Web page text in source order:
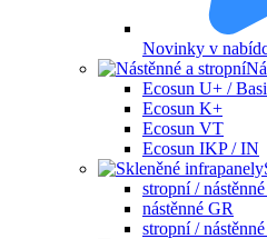
Novinky v
Ecosun U+ /
Ecosun K+
Ecosun VT
Ecosun IKP / IN
stropní /
nástěnné GR
stropní /